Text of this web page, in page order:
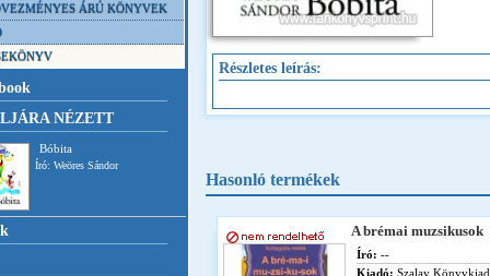
ÁRÚ KÖNYVEK
NÉZETT
Bóbita
Író: Weöres Sándor
Részletes leírás:
Hasonló termékek
A brémai muzsikusok
Író: --
Kiadó: Szalay